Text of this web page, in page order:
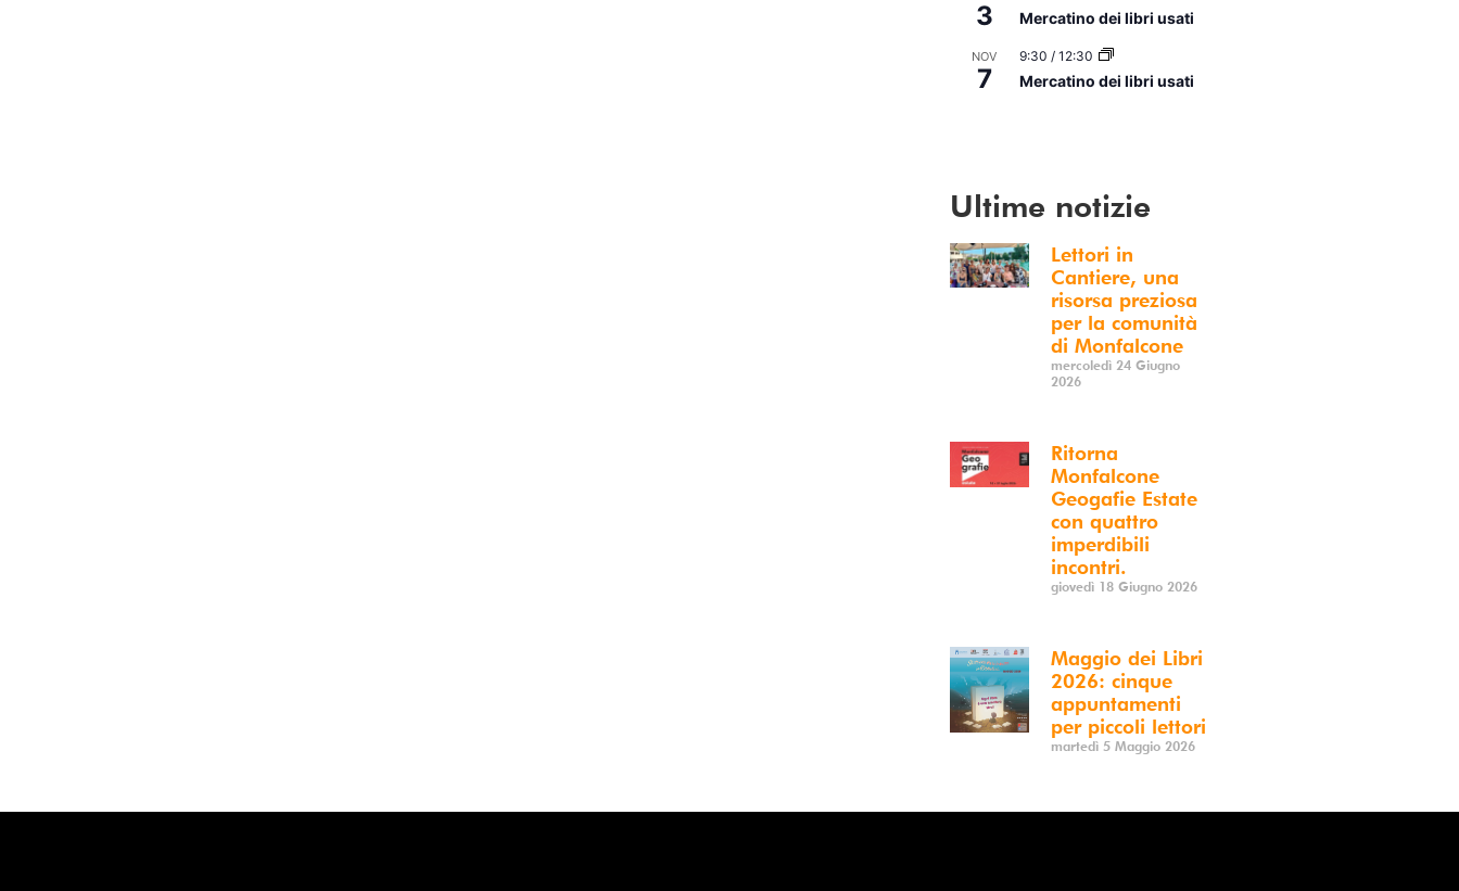
3 Mercatino dei libri usati
NOV
7
9:30 / 12:30
Mercatino dei libri usati
Ultime notizie
Lettori in
Cantiere, una
risorsa preziosa
per la comunità
di Monfalcone
mercoledì 24 Giugno
2026
Ritorna
Monfalcone
Geogafie Estate
con quattro
imperdibili
incontri.
giovedì 18 Giugno 2026
Maggio dei Libri
2026: cinque
appuntamenti
per piccoli lettori
martedì 5 Maggio 2026